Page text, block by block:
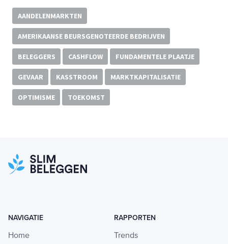
AANDELENMARKTEN
AMERIKAANSE BEURSGENOTEERDE BEDRIJVEN
BELEGGERS CASHFLOW FUNDAMENTELE PLAATJE
GEVAAR KASSTROOM MARKTKAPITALISATIE
OPTIMISME TOEKOMST
NAVIGATIE
Home
RAPPORTEN
Trends